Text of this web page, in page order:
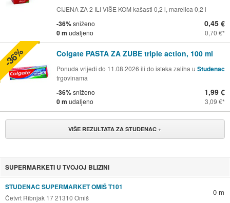
CIJENA ZA 2 ILI VIŠE KOM kašasti 0,2 l, marelica 0,2 l
-36%sniženo
0 m udaljeno
0,45 €
0,70 €
Colgate PASTA ZA ZUBE triple action, 100 ml
Ponuda vrijedi do 11.08.2026 ili do isteka zaliha u Studenac
trgovinama
-36%sniženo
0 m udaljeno
1,99 €
3,09 €
-36%
VIŠE REZULTATA ZA STUDENAC +
SUPERMARKETI U TVOJOJ BLIZINI
STUDENAC SUPERMARKET OMIŠ T101
Četvrt Ribnjak 17 21310 Omiš
0 m